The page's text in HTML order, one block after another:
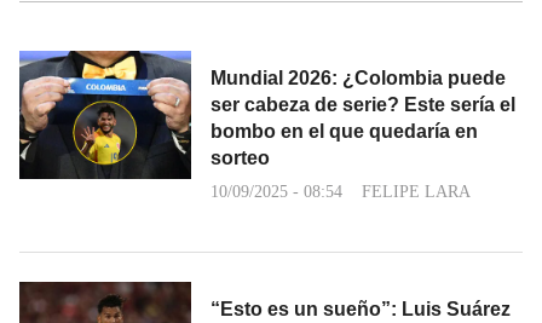
Mundial 2026: ¿Colombia puede
ser cabeza de serie? Este sería el
bombo en el que quedaría en
sorteo
10/09/2025 - 08:54 FELIPE LARA
“Esto es un sueño”: Luis Suárez